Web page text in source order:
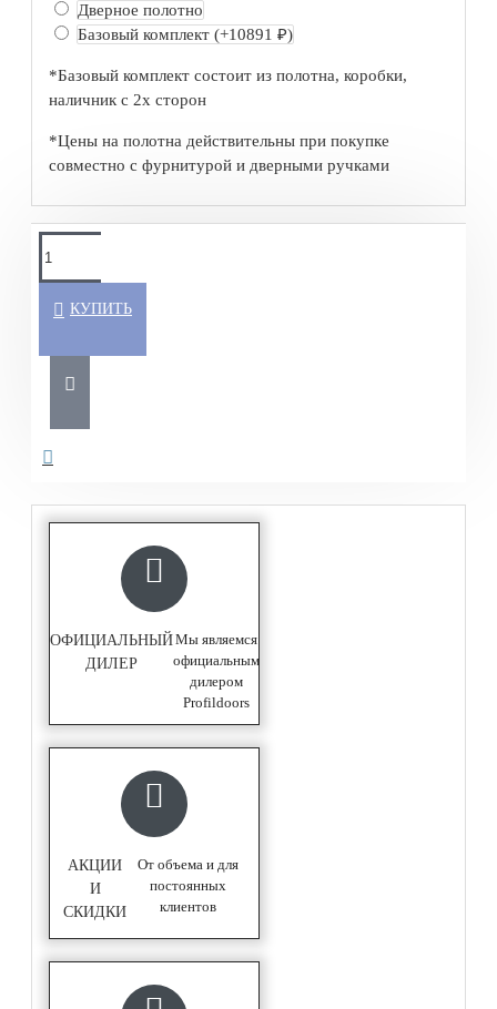
Дверное полотно
Базовый комплект (+10891 ₽)
*Базовый комплект состоит из полотна, коробки,
наличник с 2х сторон
*Цены на полотна действительны при покупке
совместно с фурнитурой и дверными ручками
КУПИТЬ
ОФИЦИАЛЬНЫЙ
ДИЛЕР
Мы являемся
официальным
дилером
Profildoors
АКЦИИ
И
СКИДКИ
От объема и для
постоянных
клиентов